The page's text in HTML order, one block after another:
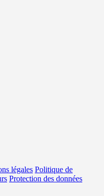
légales Politique de
Protection des données